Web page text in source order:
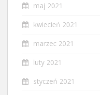
maj 2021
kwiecień 2021
marzec 2021
luty 2021
styczeń 2021